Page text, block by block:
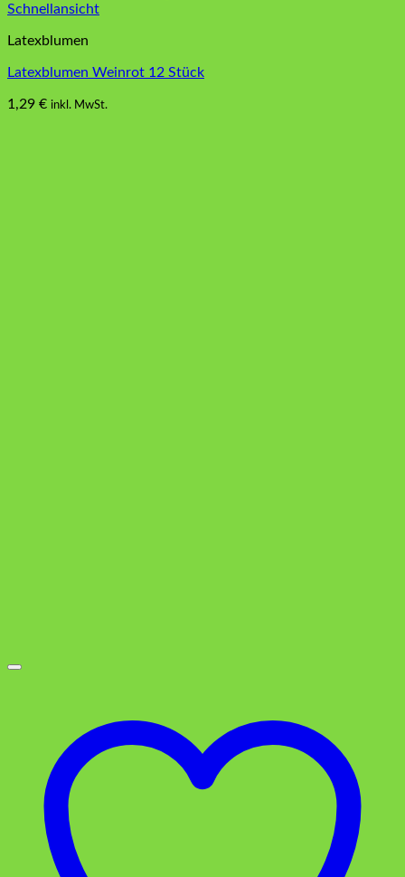
Schnellansicht
Latexblumen
Latexblumen Weinrot 12 Stück
1,29 € inkl. MwSt.